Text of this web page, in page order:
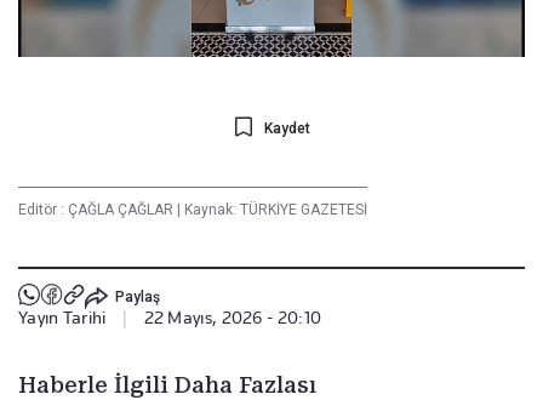
Kaydet
Editör : ÇAĞLA ÇAĞLAR Kaynak: TÜRKİYE GAZETESİ
Paylaş
Yayın Tarihi 22 Mayıs, 2026 - 20:10
Haberle İlgili Daha Fazlası